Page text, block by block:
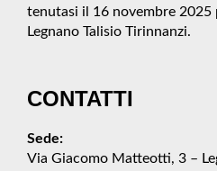
tenutasi il 16 novembre 2025
Legnano Talisio Tirinnanzi.
CONTATTI
Sede:
Via Giacomo Matteotti, 3 –